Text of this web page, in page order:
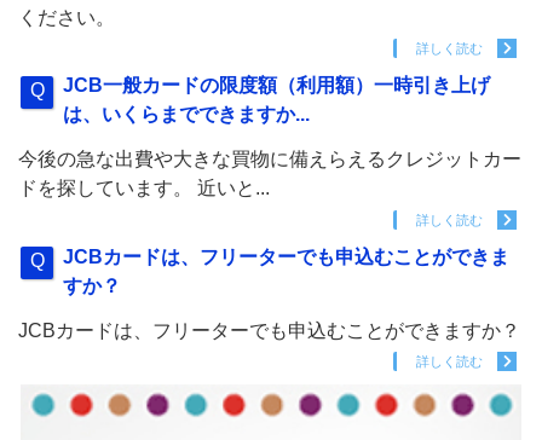
ください。
詳しく読む
JCB一般カードの限度額（利用額）一時引き上げ
は、いくらまでできますか...
今後の急な出費や大きな買物に備えらえるクレジットカー
ドを探しています。 近いと...
詳しく読む
JCBカードは、フリーターでも申込むことができま
すか？
JCBカードは、フリーターでも申込むことができますか？
詳しく読む